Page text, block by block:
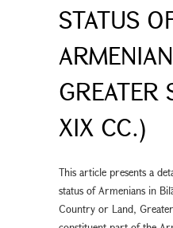
STATUS
GREATER
XIX CC.)
This article presents a
status of Armenians in
Country or Land,